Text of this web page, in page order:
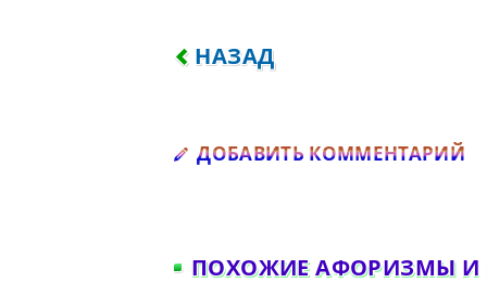
ПРЕДЫДУЩИЙ: НЕ УЧИТЕ
НАЗАД
ДОБАВИТЬ КОММЕНТАРИЙ
ПОХОЖИЕ АФОРИЗМЫ И